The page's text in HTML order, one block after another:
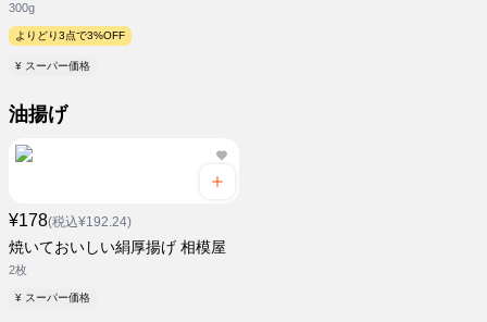
300g
よりどり3点で3%OFF
¥ スーパー価格
油揚げ
¥178(税込¥192.24)
焼いておいしい絹厚揚げ 相模屋
2枚
¥ スーパー価格